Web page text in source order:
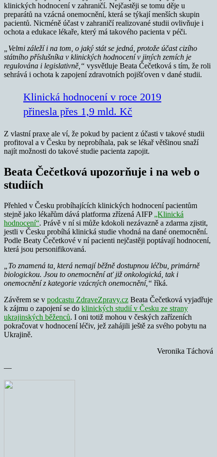
klinických hodnocení v zahraničí. Nejčastěji se tomu děje u
preparátů na vzácná onemocnění, která se týkají menších skupin
pacientů. Nicméně účast v zahraničí realizované studii ovlivňuje i
ochota a edukace lékaře, který má takového pacienta v péči.
„Velmi záleží i na tom, o jaký stát se jedná, protože účast cizího
státního příslušníka v klinických hodnocení v jiných zemích je
regulována i legislativně,“ vysvětluje Beata Čečetková s tím, že roli
sehrává i ochota k zapojení zdravotních pojišťoven v dané studii.
Klinická hodnocení v roce 2019
přinesla přes 1,9 mld. Kč
Z vlastní praxe ale ví, že pokud by pacient z účasti v takové studii
profitoval a v Česku by neprobíhala, pak se lékař většinou snaží
najít možnosti do takové studie pacienta zapojit.
Beata Čečetková upozorňuje i na web o
studiích
Přehled v Česku probíhajících klinických hodnocení pacientům
stejně jako lékařům dává platforma zřízená AIFP „Klinická
hodnocení“. Právě v ní si může kdokoli nezávazně a zdarma zjistit,
jestli v Česku probíhá klinická studie vhodná na dané onemocnění.
Podle Beaty Čečetkové v ní pacienti nejčastěji poptávají hodnocení,
která jsou personifikovaná.
„To znamená ta, která nemají běžně dostupnou léčbu, primárně
biologickou. Jsou to onemocnění ať již onkologická, tak i
onemocnění z kategorie vzácných onemocnění,“ říká.
Závěrem se v podcastu ZdraveZpravy.cz Beata Čečetková vyjadřuje
k zájmu o zapojení se do klinických studií v Česku ze strany
ukrajinských běženců. I oni totiž mohou v českých zařízeních
pokračovat v hodnocení léčiv, jež zahájili ještě za svého pobytu na
Ukrajině.
Veronika Táchová
—